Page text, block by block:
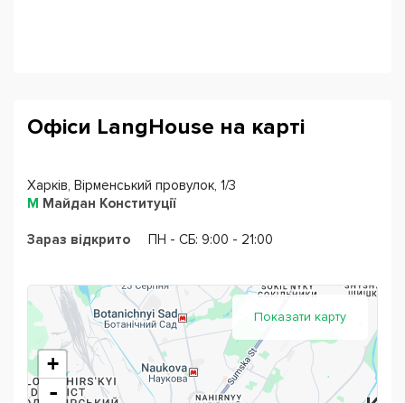
Офіси LangHouse на карті
Харків, Вірменський провулок, 1/3
М Майдан Конституції
Зараз відкрито ПН - CБ: 9:00 - 21:00
Показати карту
+
-